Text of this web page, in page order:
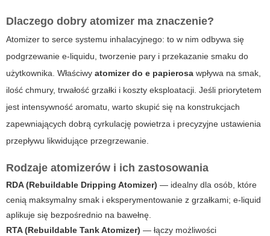
Dlaczego dobry atomizer ma znaczenie?
Atomizer to serce systemu inhalacyjnego: to w nim odbywa się
podgrzewanie e-liquidu, tworzenie pary i przekazanie smaku do
użytkownika. Właściwy atomizer do e papierosa wpływa na smak,
ilość chmury, trwałość grzałki i koszty eksploatacji. Jeśli priorytetem
jest intensywność aromatu, warto skupić się na konstrukcjach
zapewniających dobrą cyrkulację powietrza i precyzyjne ustawienia
przepływu likwidujące przegrzewanie.
Rodzaje atomizerów i ich zastosowania
RDA (Rebuildable Dripping Atomizer) — idealny dla osób, które
cenią maksymalny smak i eksperymentowanie z grzałkami; e-liquid
aplikuje się bezpośrednio na bawełnę.
RTA (Rebuildable Tank Atomizer) — łączy możliwości